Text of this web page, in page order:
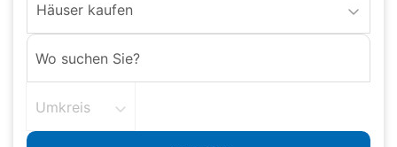
Häuser kaufen
Umkreis